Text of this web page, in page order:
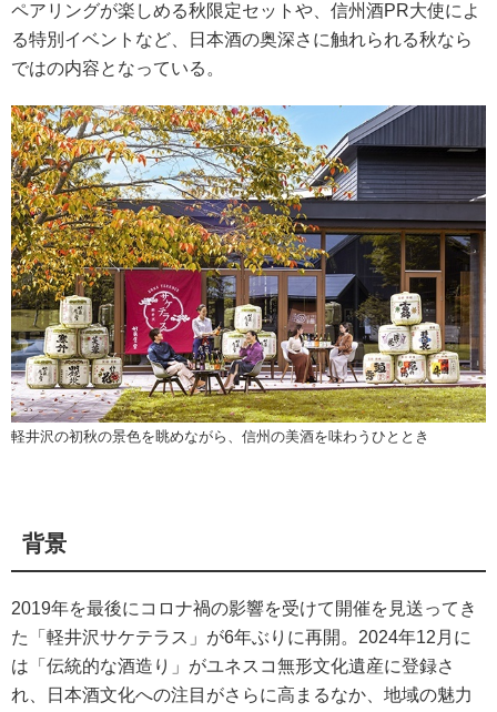
ペアリングが楽しめる秋限定セットや、信州酒PR大使によ
る特別イベントなど、日本酒の奥深さに触れられる秋なら
ではの内容となっている。
軽井沢の初秋の景色を眺めながら、信州の美酒を味わうひととき
背景
2019年を最後にコロナ禍の影響を受けて開催を見送ってき
た「軽井沢サケテラス」が6年ぶりに再開。2024年12月に
は「伝統的な酒造り」がユネスコ無形文化遺産に登録さ
れ、日本酒文化への注目がさらに高まるなか、地域の魅力